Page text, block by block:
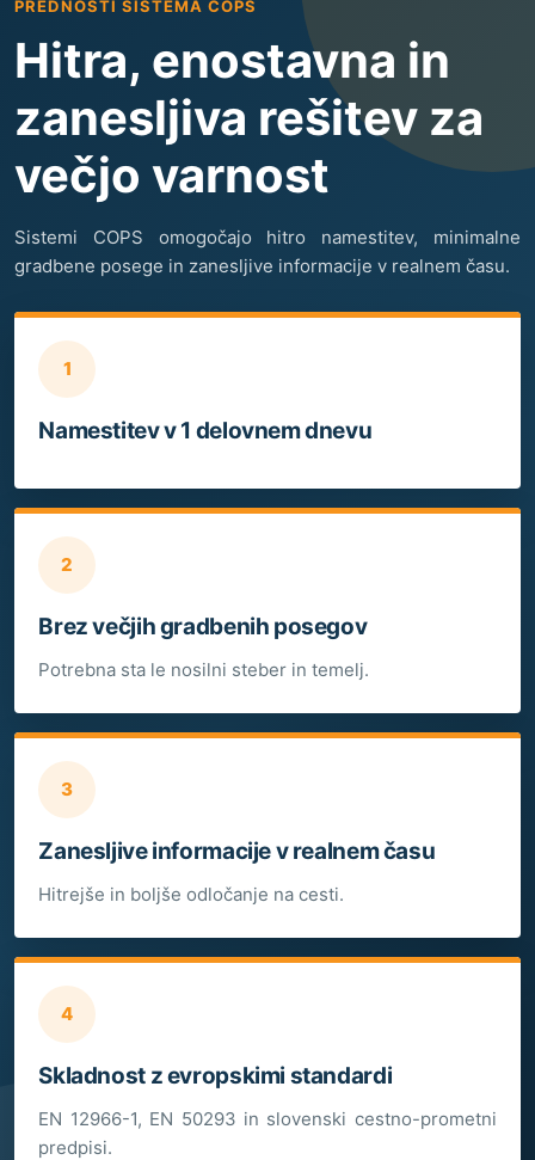
PREDNOSTI SISTEMA COPS
Hitra, enostavna in
zanesljiva rešitev za
večjo varnost
Sistemi COPS omogočajo hitro namestitev, minimalne
gradbene posege in zanesljive informacije v realnem času.
1
Namestitev v 1 delovnem dnevu
2
Brez večjih gradbenih posegov
Potrebna sta le nosilni steber in temelj.
3
Zanesljive informacije v realnem času
Hitrejše in boljše odločanje na cesti.
4
Skladnost z evropskimi standardi
EN 12966-1, EN 50293 in slovenski cestno-prometni
predpisi.